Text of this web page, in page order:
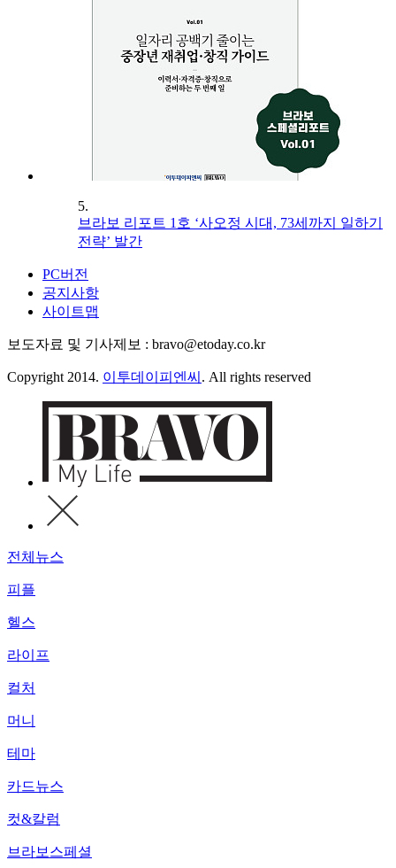
5.
브라보 리포트 1호 ‘사오정 시대, 73세까지 일하기
전략’ 발간
PC버전
공지사항
사이트맵
보도자료 및 기사제보 : bravo@etoday.co.kr
Copyright 2014. 이투데이피엔씨 . All rights reserved
전체뉴스
피플
헬스
라이프
컬처
머니
테마
카드뉴스
컷&칼럼
브라보스페셜